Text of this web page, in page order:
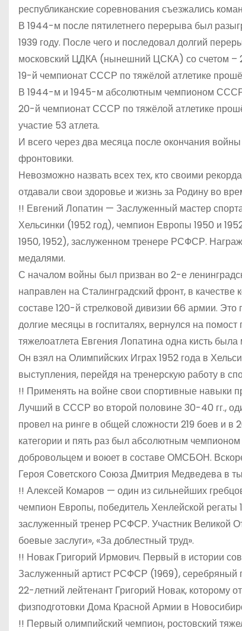
республиканские соревнования съезжались
В 1944-м после пятилетнего перерыва был
1939 году. После чего и последовал долгий
московский ЦДКА (нынешний ЦСКА) со счетом –
19-й чемпионат СССР по тяжёлой атлетике
В 1944-м и 1945-м абсолютным чемпионом СССР
20-й чемпионат СССР по тяжёлой атлетике
участие 53 атлета.
И всего через два месяца после окончания
фронтовики.
Невозможно назвать всех тех, кто своими
отдавали свои здоровье и жизнь за Родину во
!! Евгений Лопатин — Заслуженный мастер
Хельсинки (1952 год), чемпион Европы 1950 и
1950, 1952), заслуженном тренере РСФСР.
медалями.
С началом войны был призван во 2-е
направлен на Сталинградский фронт, в
составе 120-й стрелковой дивизии 66 армии.
долгие месяцы в госпиталях, вернулся на
тяжелоатлета Евгения Лопатина одна кисть
Он взял на Олимпийских Играх 1952 года в
выступления, перейдя на тренерскую работу в
!! Применять на войне свои спортивные навыки
Лучший в СССР во второй половине 30-40 гг.,
провел на ринге в общей сложности 219 боев и
категории и пять раз был абсолютным
добровольцем и воюет в составе ОМСБОН.
Героя Советского Союза Дмитрия Медведева в
!! Алексей Комаров — один из сильнейших
чемпион Европы, победитель Хенлейской
заслуженный тренер РСФСР. Участник Великой
боевые заслуги», «За доблестный труд».
!! Новак Григорий Ирмович. Первый в истории
Заслуженный артист РСФСР (1969), серебряный
22-летний лейтенант Григорий Новак, которому
физподготовки Дома Красной Армии в
!! Первый олимпийский чемпион, ростовский